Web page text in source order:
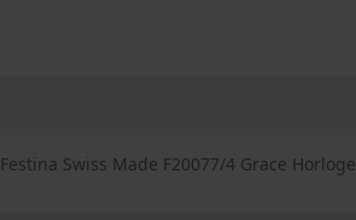
Festina Swiss Made F20077/4 Grace Horloge